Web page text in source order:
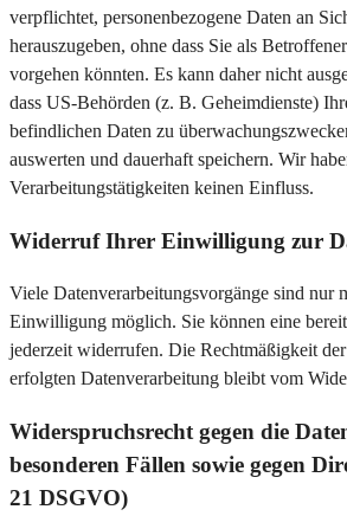
verpflichtet, personenbezogene Daten an
herauszugeben, ohne dass Sie als
vorgehen könnten. Es kann daher nicht
dass US-Behörden (z. B. Geheimdienste)
befindlichen Daten zu
auswerten und dauerhaft speichern. Wir
Verarbeitungstätigkeiten keinen Einfluss.
Widerruf Ihrer Einwilligung zur
Viele Datenverarbeitungsvorgänge sind nur
Einwilligung möglich. Sie können eine
jederzeit widerrufen. Die Rechtmäßigkeit
erfolgten Datenverarbeitung bleibt vom
Widerspruchsrecht gegen die
besonderen Fällen sowie gegen
21 DSGVO)